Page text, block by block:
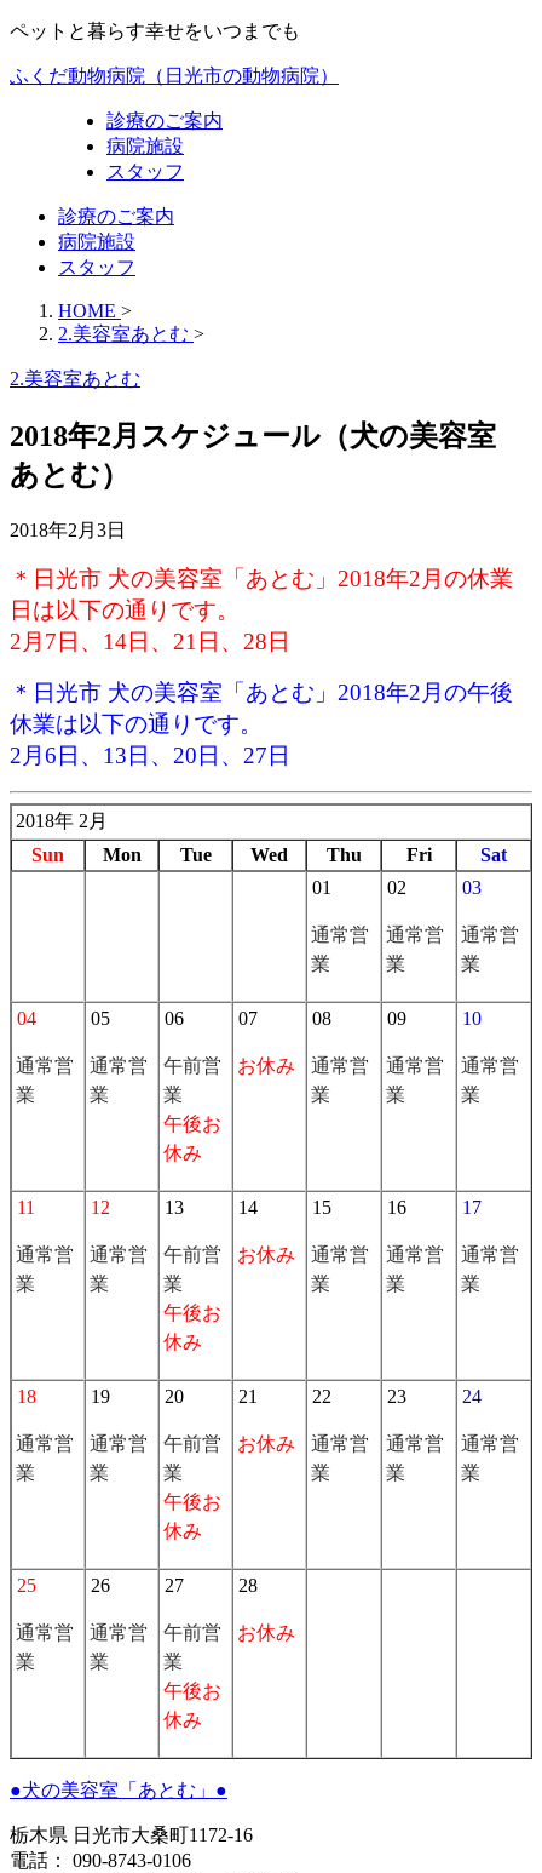
ペットと暮らす幸せをいつまでも
ふくだ動物病院（日光市の動物病院）
診療のご案内
病院施設
スタッフ
診療のご案内
病院施設
スタッフ
HOME >
2.美容室あとむ >
2.美容室あとむ
2018年2月スケジュール（犬の美容室
あとむ）
2018年2月3日
＊日光市 犬の美容室「あとむ」2018年2月の休業
日は以下の通りです。
2月7日、14日、21日、28日
＊日光市 犬の美容室「あとむ」2018年2月の午後
休業は以下の通りです。
2月6日、13日、20日、27日
2018年 2月
Sun
Mon Tue Wed Thu Fri
Sat
01
通常営
業
02
通常営
業
03
通常営
業
04
通常営
業
05
通常営
業
06
午前営
業
午後お
休み
07
お休み
08
通常営
業
09
通常営
業
10
通常営
業
11
通常営
業
12
通常営
業
13
午前営
業
午後お
休み
14
お休み
15
通常営
業
16
通常営
業
17
通常営
業
18
通常営
業
19
通常営
業
20
午前営
業
午後お
休み
21
お休み
22
通常営
業
23
通常営
業
24
通常営
業
25
通常営
業
26
通常営
業
27
午前営
業
午後お
休み
28
お休み
●犬の美容室「あとむ」●
栃木県 日光市大桑町1172-16
電話： 090-8743-0106